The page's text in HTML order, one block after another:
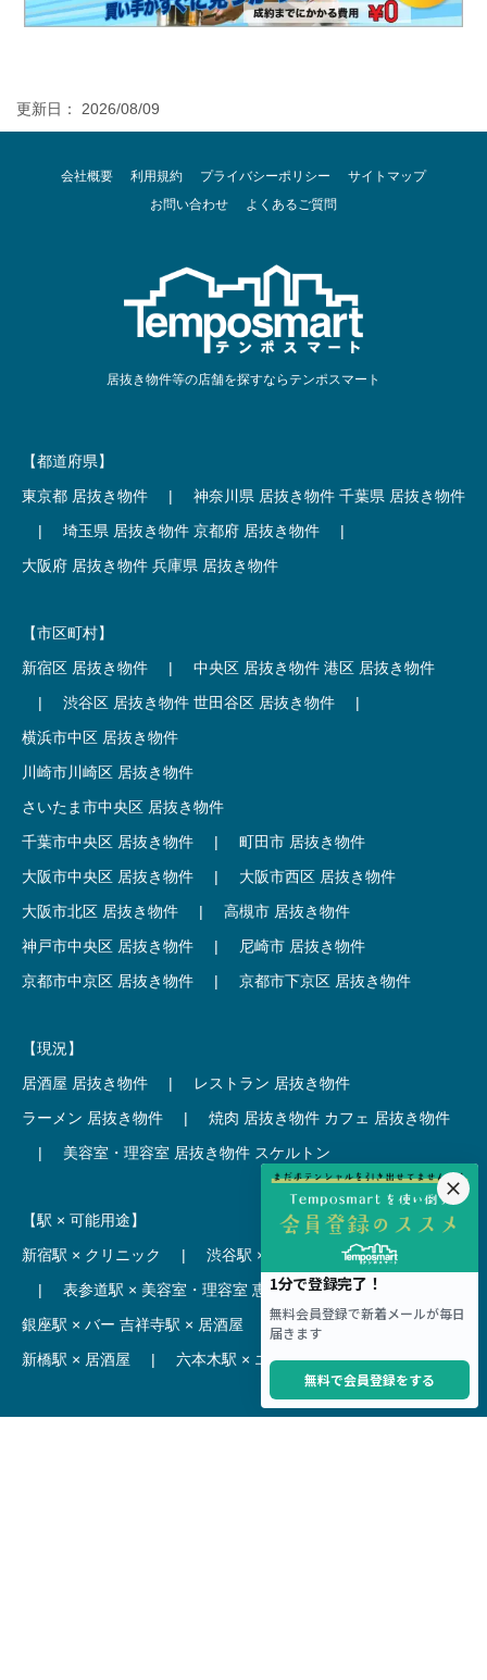
更新日： 2026/08/09
会社概要 利用規約 プライバシーポリシー
サイトマップ
お問い合わせ
よくあるご質問
居抜き物件等の店舗を探すならテンポスマート
【都道府県】
東京都 居抜き物件
| 神奈川県 居抜き物件 千葉県 居抜き物件
|
埼玉県 居抜き物件 京都府 居抜き物件
|
大阪府 居抜き物件 兵庫県 居抜き物件
【市区町村】
新宿区 居抜き物件
| 中央区 居抜き物件 港区 居抜き物件
|
渋谷区 居抜き物件 世田谷区 居抜き物件
|
横浜市中区 居抜き物件
川崎市川崎区 居抜き物件
さいたま市中央区 居抜き物件
千葉市中央区 居抜き物件
|
町田市 居抜き物件
大阪市中央区 居抜き物件
|
大阪市西区 居抜き物件
大阪市北区 居抜き物件
|
高槻市 居抜き物件
神戸市中央区 居抜き物件
|
尼崎市 居抜き物件
京都市中京区 居抜き物件
| 京都市下京区 居抜き物件
【現況】
居酒屋 居抜き物件
|
レストラン 居抜き物件
ラーメン 居抜き物件
| 焼肉 居抜き物件 カフェ 居抜き物件
|
美容室・理容室 居抜き物件 スケルトン
【駅 × 可能用途】
新宿駅 × クリニック
| 渋谷駅 × カフェ
池袋駅 × ラーメン
|
表参道駅 × 美容室・理容室 恵比寿駅 × レストラン
銀座駅 × バー 吉祥寺駅 × 居酒屋
麻布十番駅 × レストラン
新橋駅 × 居酒屋
| 六本木駅 × エステ・マッサージ・サロン